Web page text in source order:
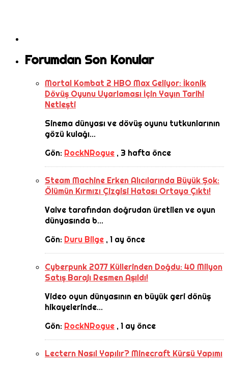
Forumdan Son Konular
Mortal Kombat 2 HBO Max Geliyor: İkonik
Dövüş Oyunu Uyarlaması İçin Yayın Tarihi
Netleşti
Sinema dünyası ve dövüş oyunu tutkunlarının
gözü kulağı...
Gön: RockNRogue , 3 hafta önce
Steam Machine Erken Alıcılarında Büyük Şok:
Ölümün Kırmızı Çizgisi Hatası Ortaya Çıktı!
Valve tarafından doğrudan üretilen ve oyun
dünyasında b...
Gön: Duru Bilge ,1 ay önce
Cyberpunk 2077 Küllerinden Doğdu: 40 Milyon
Satış Barajı Resmen Aşıldı!
Video oyun dünyasının en büyük geri dönüş
hikayelerinde...
Gön: RockNRogue ,1 ay önce
Lectern Nasıl Yapılır? Minecraft Kürsü Yapımı